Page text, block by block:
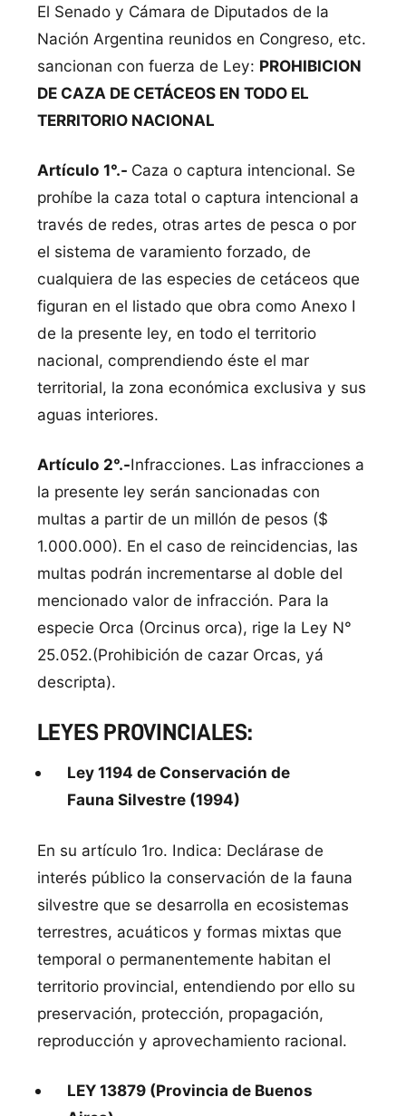
El Senado y Cámara de Diputados de la
Nación Argentina reunidos en Congreso, etc.
sancionan con fuerza de Ley: PROHIBICION
DE CAZA DE CETÁCEOS EN TODO EL
TERRITORIO NACIONAL
Artículo 1°.- Caza o captura intencional. Se
prohíbe la caza total o captura intencional a
través de redes, otras artes de pesca o por
el sistema de varamiento forzado, de
cualquiera de las especies de cetáceos que
figuran en el listado que obra como Anexo I
de la presente ley, en todo el territorio
nacional, comprendiendo éste el mar
territorial, la zona económica exclusiva y sus
aguas interiores.
Artículo 2°.-Infracciones. Las infracciones a
la presente ley serán sancionadas con
multas a partir de un millón de pesos ($
1.000.000). En el caso de reincidencias, las
multas podrán incrementarse al doble del
mencionado valor de infracción. Para la
especie Orca (Orcinus orca), rige la Ley N°
25.052.(Prohibición de cazar Orcas, yá
descripta).
LEYES PROVINCIALES:
Ley 1194 de Conservación de
Fauna Silvestre (1994)
En su artículo 1ro. Indica: Declárase de
interés público la conservación de la fauna
silvestre que se desarrolla en ecosistemas
terrestres, acuáticos y formas mixtas que
temporal o permanentemente habitan el
territorio provincial, entendiendo por ello su
preservación, protección, propagación,
reproducción y aprovechamiento racional.
LEY 13879 (Provincia de Buenos